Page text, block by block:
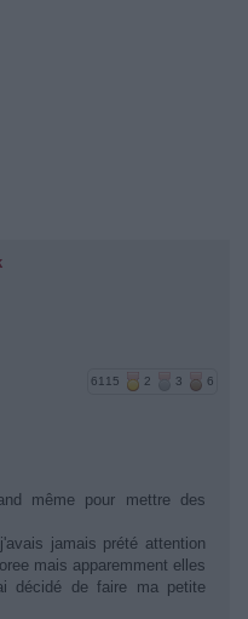
6115 2 3 6
même pour mettre des
jamais prété attention
mais apparemment elles
décidé de faire ma petite